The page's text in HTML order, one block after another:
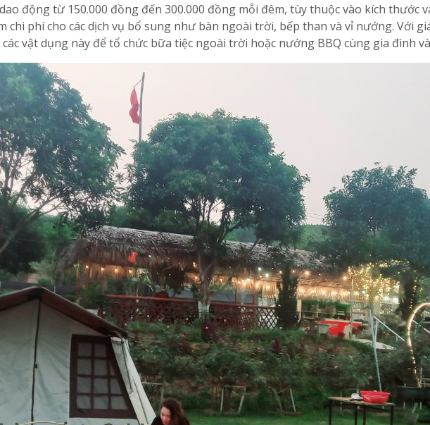
động từ 150.000 đồng đến 300.000 đồng mỗi đêm, tùy thuộc vào kích thước
chi phí cho các dịch vụ bổ sung như bàn ngoài trời, bếp than và vỉ nướng. Với
vật dụng này để tổ chức bữa tiệc ngoài trời hoặc nướng BBQ cùng gia đình